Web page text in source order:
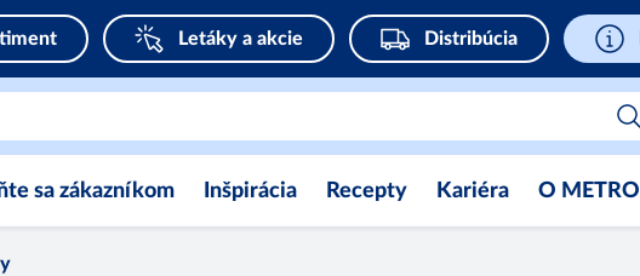
Letáky a akcie Distribúcia
sa zákazníkom Inšpirácia Recepty Kariéra O METRO